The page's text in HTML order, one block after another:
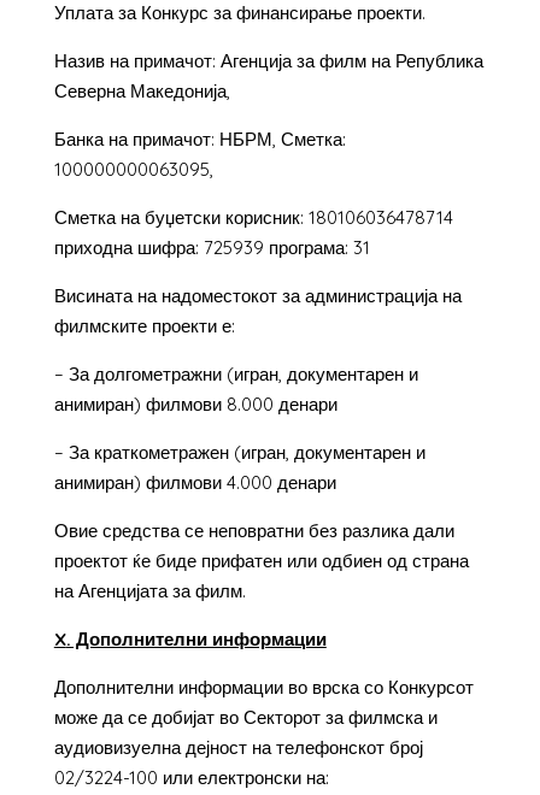
Уплата за Конкурс за финансирање проекти.
Назив на примачот: Агенција за филм на Република
Северна Македонија,
Банка на примачот: НБРМ, Сметка:
100000000063095,
Сметка на буџетски корисник: 180106036478714
приходна шифра: 725939 програма: 31
Висината на надоместокот за администрација на
филмските проекти е:
– За долгометражни (игран, документарен и
анимиран) филмови 8.000 денари
– За краткометражен (игран, документарен и
анимиран) филмови 4.000 денари
Овие средства се неповратни без разлика дали
проектот ќе биде прифатен или одбиен од страна
на Агенцијата за филм.
X. Дополнителни информации
Дополнителни информации во врска со Конкурсот
може да се добијат во Секторот за филмска и
аудиовизуелна дејност на телефонскот број
02/3224-100 или електронски на: